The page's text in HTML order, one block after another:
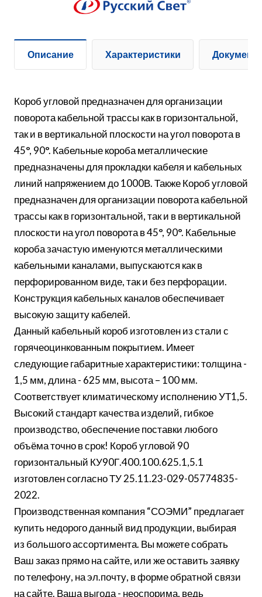
Описание Характеристики
Короб угловой предназначен для организации
поворота кабельной трассы как в горизонтальной,
так и в вертикальной плоскости на угол поворота в
45°, 90°. Кабельные короба металлические
предназначены для прокладки кабеля и кабельных
линий напряжением до 1000В. Также Короб угловой
предназначен для организации поворота кабельной
трассы как в горизонтальной, так и в вертикальной
плоскости на угол поворота в 45°, 90°. Кабельные
короба зачастую именуются металлическими
кабельными каналами, выпускаются как в
перфорированном виде, так и без перфорации.
Конструкция кабельных каналов обеспечивает
высокую защиту кабелей.
Данный кабельный короб изготовлен из стали с
горячеоцинкованным покрытием. Имеет
следующие габаритные характеристики: толщина -
1,5 мм, длина - 625 мм, высота – 100 мм.
Соответствует климатическому исполнению УТ1,5.
Высокий стандарт качества изделий, гибкое
производство, обеспечение поставки любого
объёма точно в срок! Короб угловой 90
горизонтальный КУ90Г.400.100.625.1,5.1
изготовлен согласно ТУ 25.11.23-029-05774835-
2022.
Производственная компания “СОЭМИ” предлагает
купить недорого данный вид продукции, выбирая
из большого ассортимента. Вы можете собрать
Ваш заказ прямо на сайте, или же оставить заявку
по телефону, на эл.почту, в форме обратной связи
на сайте. Ваша выгода - неоспорима, ведь